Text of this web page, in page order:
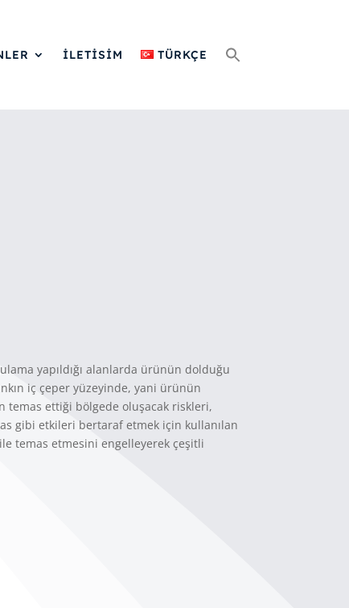
İLETİSİM TÜRKÇE
yapıldığı alanlarda ürünün dolduğu
iç çeper yüzeyinde, yani ürünün
temas ettiği bölgede oluşacak riskleri,
gibi etkileri bertaraf etmek için kullanılan
temas etmesini engelleyerek çeşitli